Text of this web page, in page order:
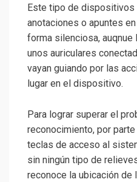
Este tipo de dispositivos
anotaciones o apuntes
forma silenciosa, auqnue
unos auriculares
vayan guiando por las
lugar en el dispositivo.
Para lograr superar el
reconocimiento, por
teclas de acceso al
sin ningún tipo de
reconoce la ubicación de